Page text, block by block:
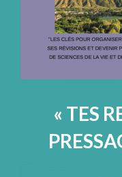
« TES